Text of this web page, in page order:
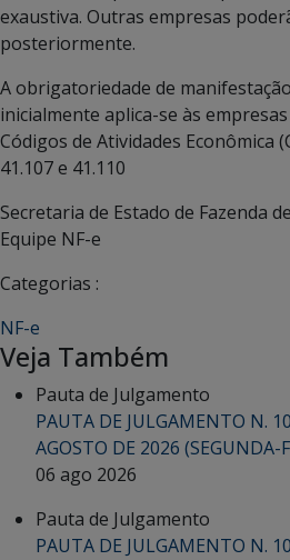
exaustiva. Outras empresas
posteriormente.
A obrigatoriedade de
inicialmente aplica-se às
Códigos de Atividades Econômica
41.107 e 41.110
Secretaria de Estado de Fazenda
Equipe NF-e
Categorias :
NF-e
Veja Também
Pauta de Julgamento
PAUTA DE JULGAMENTO N.
AGOSTO DE 2026 (SEGUNDA-
06 ago 2026
Pauta de Julgamento
PAUTA DE JULGAMENTO N.